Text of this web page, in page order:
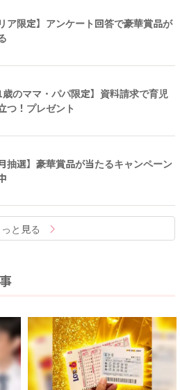
リア限定】アンケート回答で豪華賞品が
歳のママ・パパ限定】資料請求で育児
つ！プレゼント
月抽選】豪華賞品が当たるキャンペーン
と見る